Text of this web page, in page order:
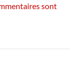
sont